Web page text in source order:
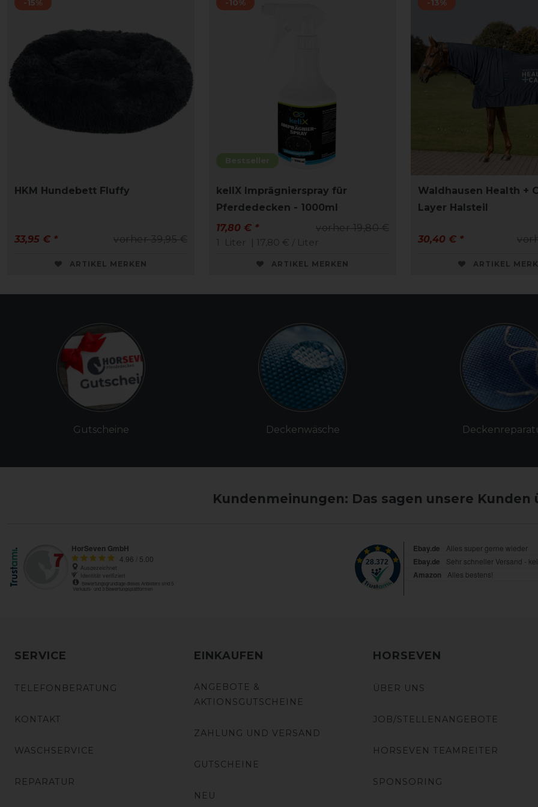
-15%
HKM Hundebett Fluffy
vorher 39,95 €
33,95 € *
ARTIKEL MERKEN
Bestseller
-10%
kellX Imprägnierspray für
Pferdedecken - 1000ml
vorher 19,80 €
17,80 € *
1
Liter | 17,80 € / Liter
ARTIKEL MERKEN
-13%
Waldhausen Health +
Layer Halsteil
30,40 € *
ARTIKEL
Gutscheine Deckenwäsche
Kundenmeinungen: Das sagen unsere Kunden
SERVICE
TELEFONBERATUNG
KONTAKT
WASCHSERVICE
REPARATUR
EINKAUFEN
ANGEBOTE &
AKTIONSGUTSCHEINE
ZAHLUNG UND VERSAND
GUTSCHEINE
NEU
HORSEVEN
ÜBER UNS
JOB/STELLENANGEBOTE
HORSEVEN TEAMREITER
SPONSORING